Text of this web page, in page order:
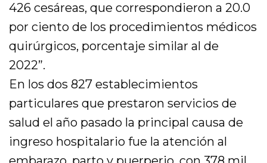
426 cesáreas, que correspondieron a 20.0
por ciento de los procedimientos médicos
quirúrgicos, porcentaje similar al de
2022”.
En los dos 827 establecimientos
particulares que prestaron servicios de
salud el año pasado la principal causa de
ingreso hospitalario fue la atención al